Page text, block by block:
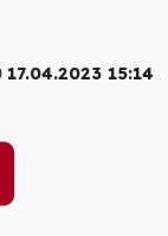
17.04.2023 15:14